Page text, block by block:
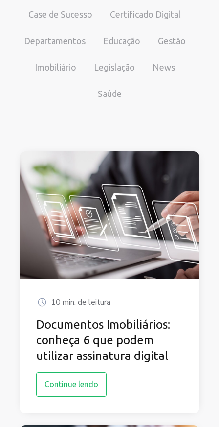
Case de Sucesso Certificado Digital
Departamentos Educação Gestão
Imobiliário Legislação News
Saúde
10 min. de leitura
Documentos Imobiliários:
conheça 6 que podem
utilizar assinatura digital
Continue lendo